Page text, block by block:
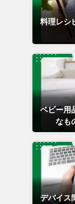
料理レシ
ベビー用
なも
デバイス